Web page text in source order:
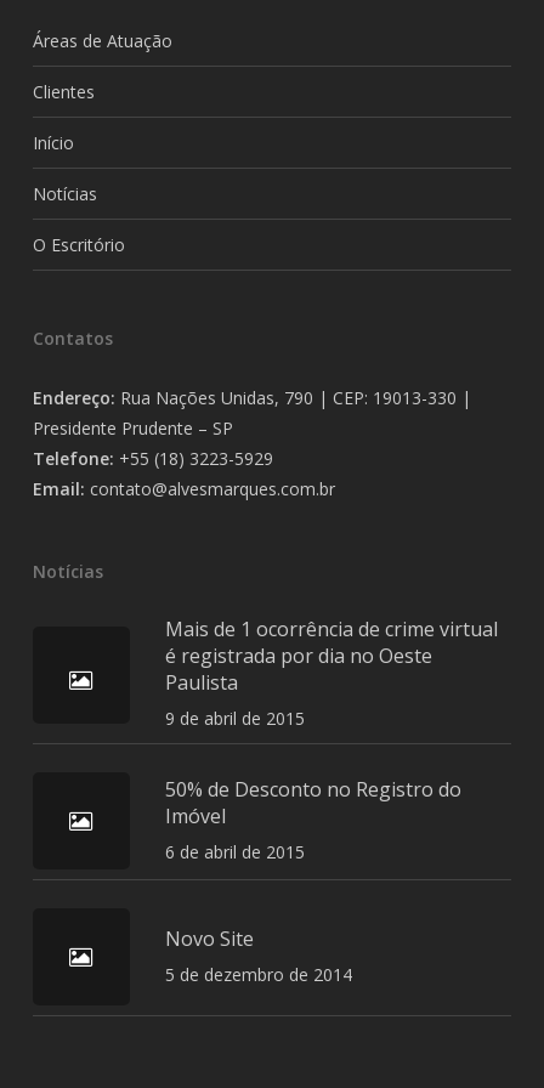
Áreas de Atuação
Clientes
Início
Notícias
O Escritório
Contatos
Endereço: Rua Nações Unidas, 790 | CEP: 19013-330 |
Presidente Prudente – SP
Telefone: +55 (18) 3223-5929
Email: contato@alvesmarques.com.br
Notícias
Mais de 1 ocorrência de crime virtual
é registrada por dia no Oeste
Paulista
9 de abril de 2015
50% de Desconto no Registro do
Imóvel
6 de abril de 2015
Novo Site
5 de dezembro de 2014